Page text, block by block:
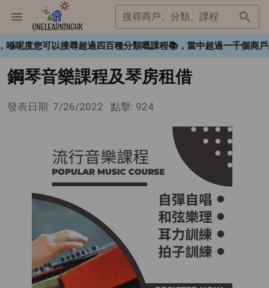
搜尋商戶、分類、課程
您可以搜尋超過四百種分類嘅課程📚，當中超過一千個商戶/
鋼琴音樂課程及琴房租借
發表日期: 7/26/2022 點擊: 924